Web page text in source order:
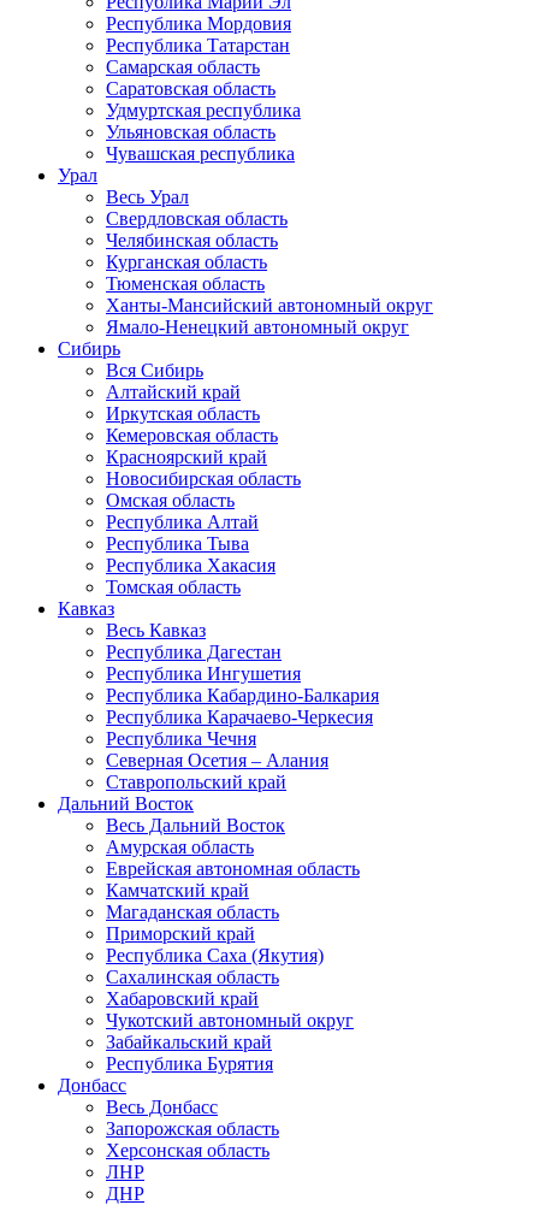
Республика Мордовия
Республика Татарстан
Самарская область
Саратовская область
Удмуртская республика
Ульяновская область
Чувашская республика
Урал
Весь Урал
Свердловская область
Челябинская область
Курганская область
Тюменская область
Ханты-Мансийский автономный округ
Ямало-Ненецкий автономный округ
Сибирь
Вся Сибирь
Алтайский край
Иркутская область
Кемеровская область
Красноярский край
Новосибирская область
Омская область
Республика Алтай
Республика Тыва
Республика Хакасия
Томская область
Кавказ
Весь Кавказ
Республика Дагестан
Республика Ингушетия
Республика Кабардино-Балкария
Республика Карачаево-Черкесия
Республика Чечня
Северная Осетия – Алания
Ставропольский край
Дальний Восток
Весь Дальний Восток
Амурская область
Еврейская автономная область
Камчатский край
Магаданская область
Приморский край
Республика Саха (Якутия)
Сахалинская область
Хабаровский край
Чукотский автономный округ
Забайкальский край
Республика Бурятия
Донбасс
Весь Донбасс
Запорожская область
Херсонская область
ЛНР
ДНР